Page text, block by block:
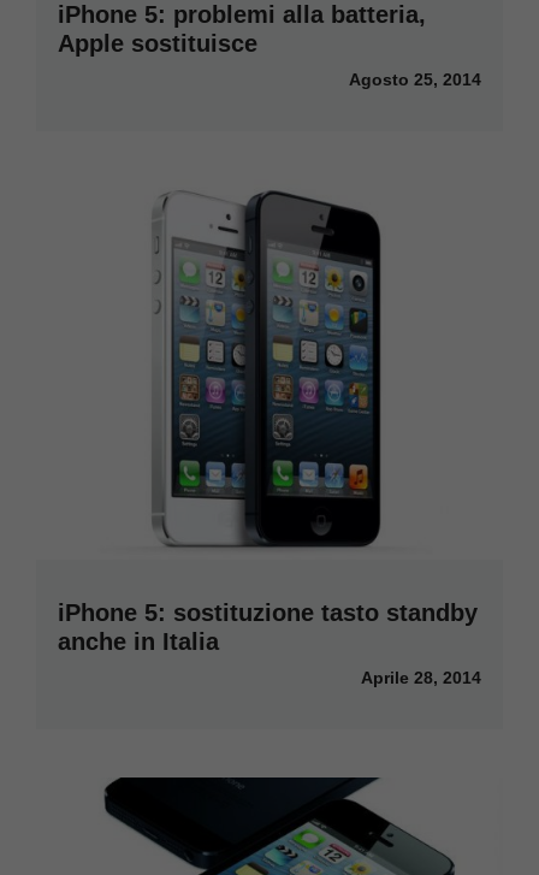
iPhone 5: problemi alla batteria,
Apple sostituisce
Agosto 25, 2014
iPhone 5: sostituzione tasto standby
anche in Italia
Aprile 28, 2014